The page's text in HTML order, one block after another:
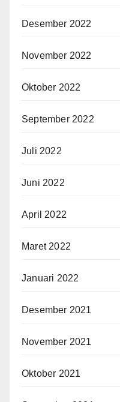
Desember 2022
November 2022
Oktober 2022
September 2022
Juli 2022
Juni 2022
April 2022
Maret 2022
Januari 2022
Desember 2021
November 2021
Oktober 2021